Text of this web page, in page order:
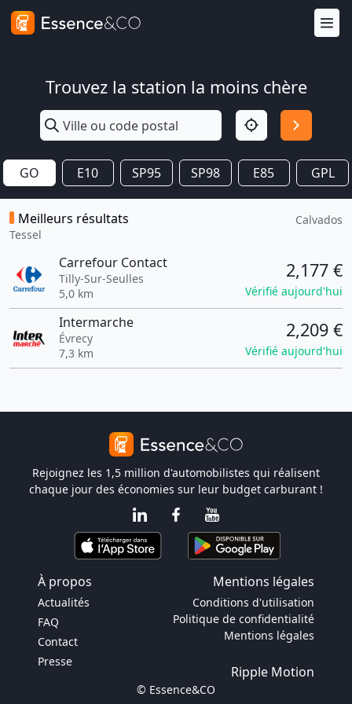
Trouvez la station la moins chère
GO E10 SP95 SP98 E85 GPL
Meilleurs résultats
Tessel
Calvados
Carrefour Contact
Tilly-Sur-Seulles
5,0 km
2,177 €
Vérifié aujourd'hui
Intermarche
Évrecy
7,3 km
2,209 €
Vérifié aujourd'hui
Rejoignez les 1,5 million d'automobilistes qui réalisent
chaque jour des économies sur leur budget carburant !
À propos Mentions légales
Actualités
FAQ
Contact
Presse
Conditions d'utilisation
Politique de confidentialité
Mentions légales
Ripple Motion
© Essence&CO